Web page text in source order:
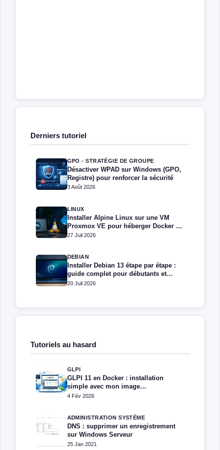
Derniers tutoriel
GPO - STRATÉGIE DE GROUPE
Désactiver WPAD sur Windows (GPO,
Registre) pour renforcer la sécurité
3 Août 2026
LINUX
Installer Alpine Linux sur une VM
Proxmox VE pour héberger Docker et
Docker Compose
27 Juil 2026
DEBIAN
Installer Debian 13 étape par étape :
guide complet pour débutants et
administrateurs
20 Juil 2026
Tutoriels au hasard
GLPI
GLPI 11 en Docker : installation
simple avec mon image
personnalisée
4 Fév 2026
ADMINISTRATION SYSTÈME
DNS : supprimer un enregistrement
sur Windows Serveur
25 Jan 2021